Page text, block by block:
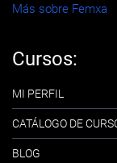
Más sobre Femxa
Cursos:
MI PERFIL
CATÁLOGO DE
BLOG